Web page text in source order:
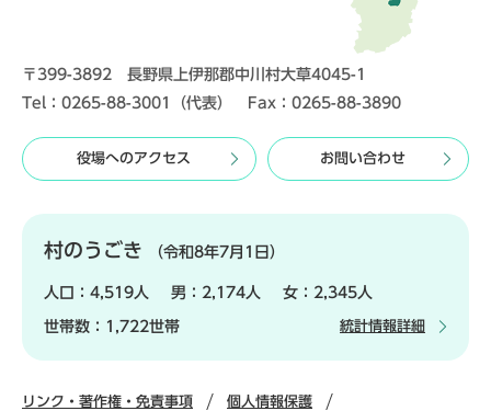
〒399-3892 長野県上伊那郡中川村大草4045-1
Tel：0265-88-3001（代表） Fax：0265-88-3890
役場へのアクセス お問い合わせ
村のうごき （令和8年7月1日）
人口： 4,519人 男： 2,174人 女： 2,345人
世帯数： 1,722世帯 統計情報詳細
リンク・著作権・免責事項 個人情報保護